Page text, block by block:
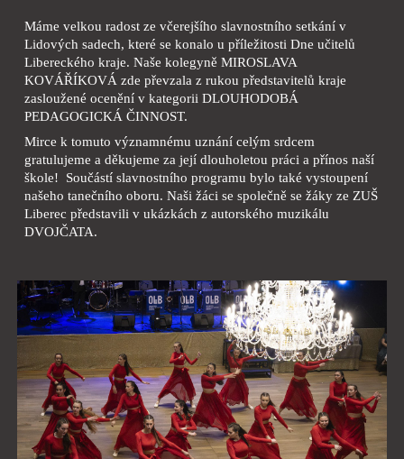
Máme velkou radost ze včerejšího slavnostního setkání v
Lidových sadech, které se konalo u příležitosti Dne učitelů
Libereckého kraje. Naše kolegyně MIROSLAVA
KOVÁŘÍKOVÁ zde převzala z rukou představitelů kraje
zasloužené ocenění v kategorii DLOUHODOBÁ
PEDAGOGICKÁ ČINNOST.
Mirce k tomuto významnému uznání celým srdcem
gratulujeme a děkujeme za její dlouholetou práci a přínos naší
škole! Součástí slavnostního programu bylo také vystoupení
našeho tanečního oboru. Naši žáci se společně se žáky ze ZUŠ
Liberec představili v ukázkách z autorského muzikálu
DVOJČATA.